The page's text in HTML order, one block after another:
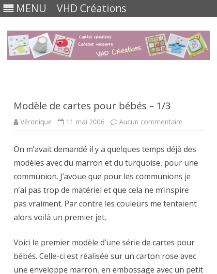
MENU VHD Créations
Modèle de cartes pour bébés – 1/3
Véronique 11 mai 2006 Aucun commentaire
pour
–
On m’avait demandé il y a quelques temps déjà des
modèles avec du marron et du turquoise, pour une
communion. J’avoue que pour les communions je
n’ai pas trop de matériel et que cela ne m’inspire
pas vraiment. Par contre les couleurs me tentaient
alors voilà un premier jet.
Voici le premier modèle d’une série de cartes pour
bébés. Celle-ci est réalisée sur un carton rose avec
une enveloppe marron, en embossage avec un petit